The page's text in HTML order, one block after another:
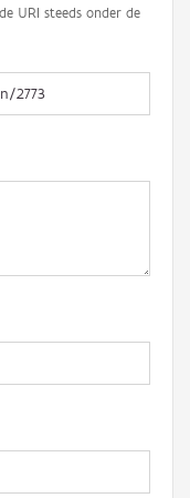
URI steeds onder de